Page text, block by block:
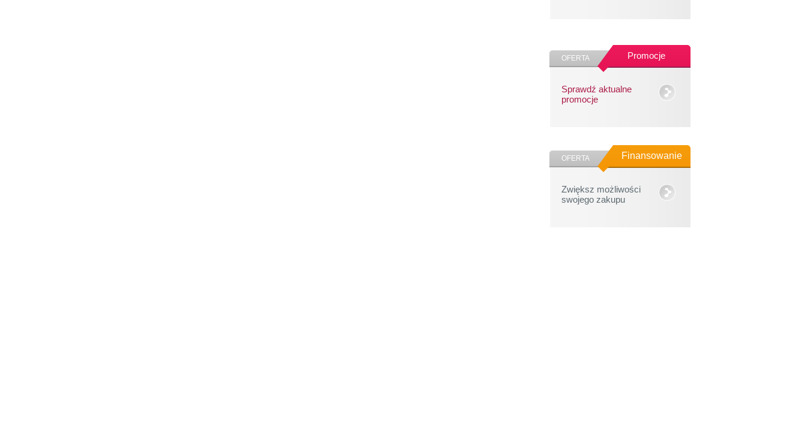
OFERTA Promocje
Sprawdź aktualne
promocje
OFERTA Finansowanie
Zwiększ możliwości
swojego zakupu